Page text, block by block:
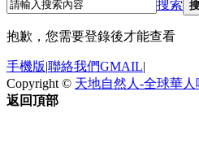
搜索
抱歉，您需要登錄後才能查看
手機版|聯絡我們GMAIL|
Copyright © 天地自然人-全球華
返回頂部